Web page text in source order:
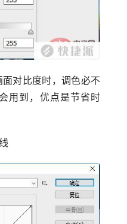
对比度时，调色必不
用到，优点是节省时